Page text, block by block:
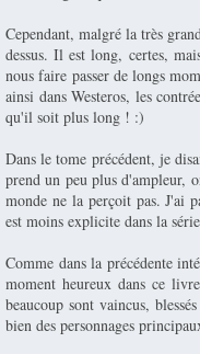
Cependant, malgré la très
dessus. Il est long, certes,
nous faire passer de longs
ainsi dans Westeros, les
qu'il soit plus long ! :)
Dans le tome précédent, je
prend un peu plus d'ampleur,
monde ne la perçoit pas. J'ai
est moins explicite dans la
Comme dans la précédente
moment heureux dans ce
beaucoup sont vaincus,
bien des personnages